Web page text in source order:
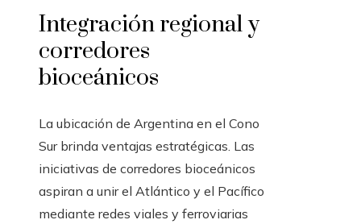
Integración regional y
corredores
bioceánicos
La ubicación de Argentina en el Cono
Sur brinda ventajas estratégicas. Las
iniciativas de corredores bioceánicos
aspiran a unir el Atlántico y el Pacífico
mediante redes viales y ferroviarias